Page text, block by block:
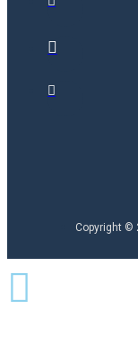
Copyright ©